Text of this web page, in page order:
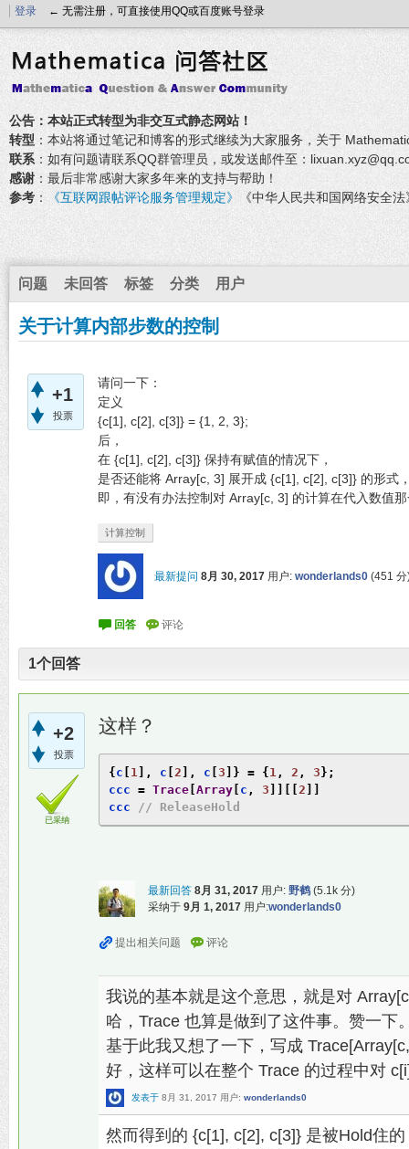
登录 ← 无需注册，可直接使用QQ或百度账号登录
公告：本站正式转型为非交互式静态网站！
转型 ：本站将通过笔记和博客的形式继续为大家服务，关于
联系 ：如有问题请联系QQ群管理员，或发送邮件至：
感谢 ：最后非常感谢大家多年来的支持与帮助！
参考 ： 《互联网跟帖评论服务管理规定》 《中华人民共和国网络安全
问题 未回答 标签 分类 用户
关于计算内部步数的控制
+1
投票
请问一下：
定义
{c[1], c[2], c[3]} = {1, 2, 3};
后，
在 {c[1], c[2], c[3]} 保持有赋值的情况下，
是否还能将 Array[c, 3] 展开成 {c[1], c[2], c[3]} 的形式
即，有没有办法控制对 Array[c, 3] 的计算在代入数值
计算控制
最新提问 8月 30, 2017 用户: wonderlands0 (451 分
1个回答
+2
投票
已采纳
这样？
{c [ 1 ], c [ 2 ], c [3 ]} = {1 , 2 , 3};
ccc = Trace [Array [ c , 3 ]][[ 2 ]]
ccc
// ReleaseHold
最新回答 8月 31, 2017 用户: 野鹤 (5.1k 分)
采纳于 9月 1, 2017 用户:wonderlands0
我说的基本就是这个意思，就是对
哈，Trace 也算是做到了这件事。赞一下
基于此我又想了一下，写成
好，这样可以在整个 Trace 的过程中对
发表于 8月 31, 2017 用户: wonderlands0
然而得到的 {c[1], c[2], c[3]} 是被Hold住